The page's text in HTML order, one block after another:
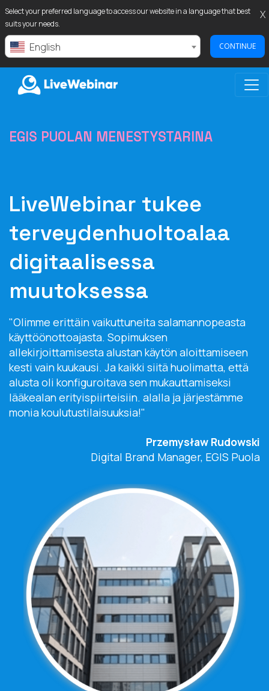
Select your preferred language to access our website in a language that best
suits your needs.
English CONTINUE
X
LIVEWEBINAR.COM
EGIS PUOLAN MENESTYSTARINA
LiveWebinar tukee
terveydenhuoltoalaa
digitaalisessa
muutoksessa
"Olimme erittäin vaikuttuneita salamannopeasta
käyttöönottoajasta. Sopimuksen
allekirjoittamisesta alustan käytön aloittamiseen
kesti vain kuukausi. Ja kaikki siitä huolimatta, että
alusta oli konfiguroitava sen mukauttamiseksi
lääkealan erityispiirteisiin. alalla ja järjestämme
monia koulutustilaisuuksia!"
Przemysław Rudowski
Digital Brand Manager, EGIS Puola